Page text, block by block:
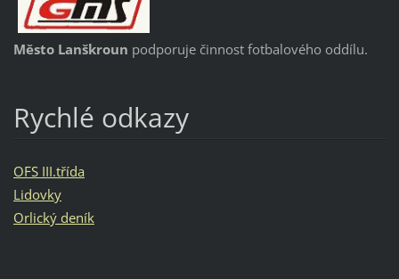
Město Lanškroun podporuje činnost fotbalového oddílu.
Rychlé odkazy
OFS III.třída
Lidovky
Orlický deník